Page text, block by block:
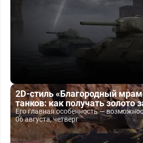
2D-стиль «Благородный
танков: как получать золото
Его главная особенность —
06 августа, четверг